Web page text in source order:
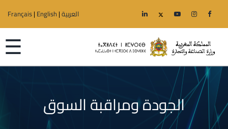
العربية|
Français| English
☰
الرئيسية
الجودة ومراقبة السوق